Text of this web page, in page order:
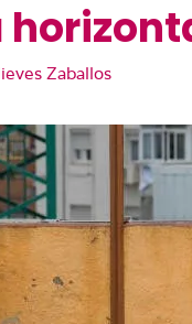
Zaballos